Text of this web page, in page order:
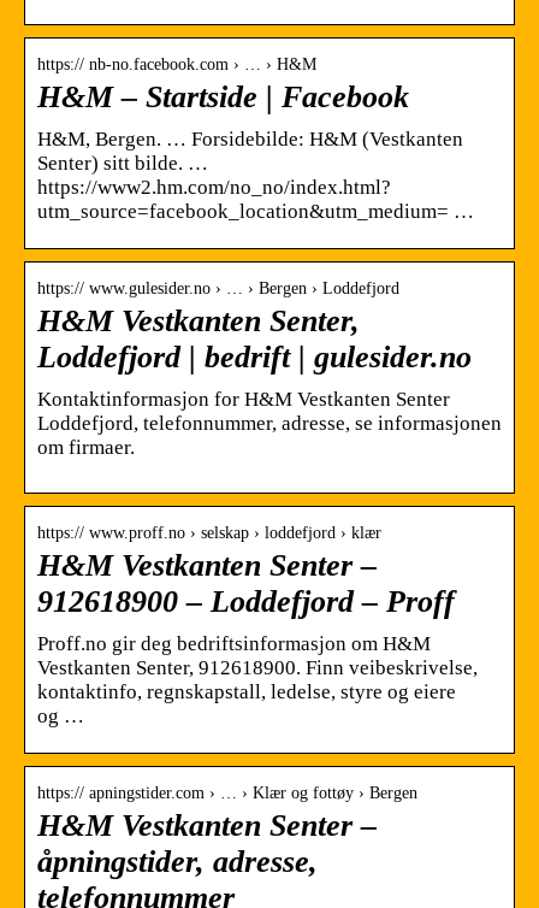
https:// nb-no.facebook.com › … › H&M
H&M – Startside | Facebook
H&M, Bergen. … Forsidebilde: H&M (Vestkanten
Senter) sitt bilde. …
https://www2.hm.com/no_no/index.html?
utm_source=facebook_location&utm_medium= …
https:// www.gulesider.no › … › Bergen › Loddefjord
H&M Vestkanten Senter,
Loddefjord | bedrift | gulesider.no
Kontaktinformasjon for H&M Vestkanten Senter
Loddefjord, telefonnummer, adresse, se informasjonen
om firmaer.
https:// www.proff.no › selskap › loddefjord › klær
H&M Vestkanten Senter –
912618900 – Loddefjord – Proff
Proff.no gir deg bedriftsinformasjon om H&M
Vestkanten Senter, 912618900. Finn veibeskrivelse,
kontaktinfo, regnskapstall, ledelse, styre og eiere
og …
https:// apningstider.com › … › Klær og fottøy › Bergen
H&M Vestkanten Senter –
åpningstider, adresse,
telefonnummer